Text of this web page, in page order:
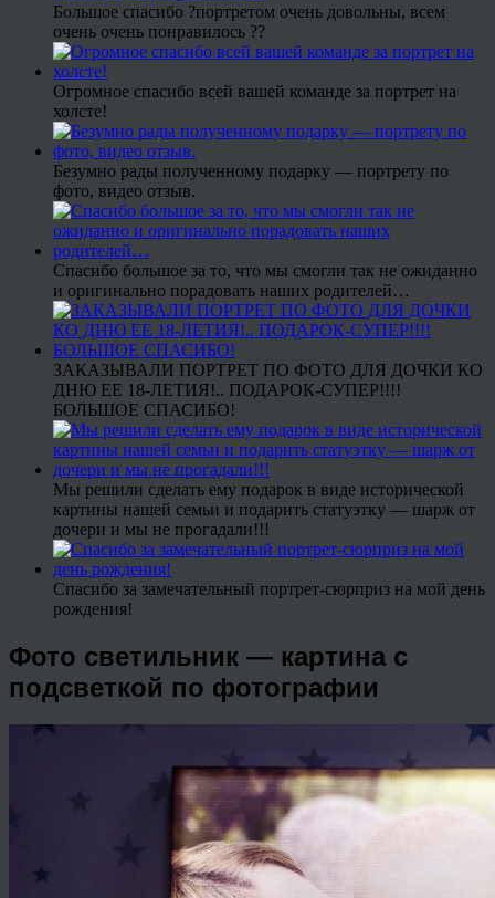
Большое спасибо ?портретом очень довольны, всем
очень очень понравилось ??
Огромное спасибо всей вашей команде за портрет на
холсте!
Безумно рады полученному подарку — портрету по
фото, видео отзыв.
Спасибо большое за то, что мы смогли так не ожиданно
и оригинально порадовать наших родителей…
ЗАКАЗЫВАЛИ ПОРТРЕТ ПО ФОТО ДЛЯ ДОЧКИ КО
ДНЮ ЕЕ 18-ЛЕТИЯ!.. ПОДАРОК-СУПЕР!!!!
БОЛЬШОЕ СПАСИБО!
Мы решили сделать ему подарок в виде исторической
картины нашей семьи и подарить статуэтку — шарж от
дочери и мы не прогадали!!!
Спасибо за замечательный портрет-сюрприз на мой день
рождения!
Фото светильник — картина с
подсветкой по фотографии